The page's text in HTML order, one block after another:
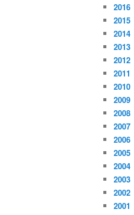
2016
2015
2014
2013
2012
2011
2010
2009
2008
2007
2006
2005
2004
2003
2002
2001